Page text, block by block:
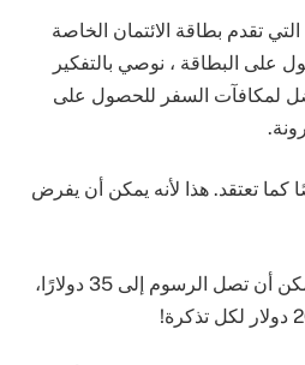
تقدم بطاقة الائتمان الخاصة
على البطاقة ، نوصي بالتفكير
لمكافآت السفر للحصول على
كما تعتقد. هذا لأنه يمكن أن يفرض
بالنسبة لمعظم الرحلات، يمكن أن تصل الرسوم إلى 35 دولارًا،